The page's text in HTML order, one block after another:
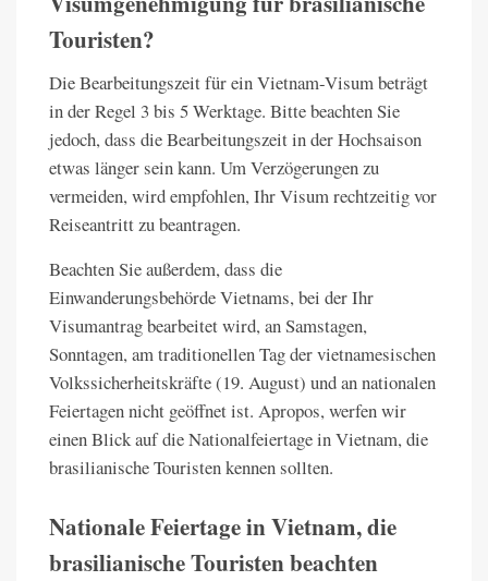
Touristen?
Die Bearbeitungszeit für ein Vietnam-Visum beträgt
in der Regel 3 bis 5 Werktage. Bitte beachten Sie
jedoch, dass die Bearbeitungszeit in der Hochsaison
etwas länger sein kann. Um Verzögerungen zu
vermeiden, wird empfohlen, Ihr Visum rechtzeitig vor
Reiseantritt zu beantragen.
Beachten Sie außerdem, dass die
Einwanderungsbehörde Vietnams, bei der Ihr
Visumantrag bearbeitet wird, an Samstagen,
Sonntagen, am traditionellen Tag der vietnamesischen
Volkssicherheitskräfte (19. August) und an nationalen
Feiertagen nicht geöffnet ist. Apropos, werfen wir
einen Blick auf die Nationalfeiertage in Vietnam, die
brasilianische Touristen kennen sollten.
Nationale Feiertage in Vietnam, die
brasilianische Touristen beachten